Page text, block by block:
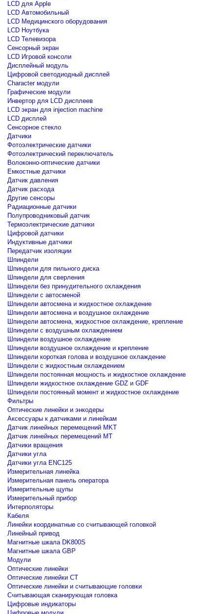
LCD для Apple
LCD Автомобильный
LCD Медицинского оборудования
LCD Ноутбука
LCD Телевизора
Сенсорный экран
LCD Игровой консоли
Дисплейный модуль
Цифровой светодиодный дисплей
Сharacter модули
Графические модули
Инвертор для LCD дисплеев
LCD экран для injection machine
LCD дисплей
Сенсорное стекло
Датчики
Фотоэлектрические датчики
Фотоэлектрический переключатель
Волоконно-оптические датчики
Емкостные датчики
Датчик давления
Датчик расхода
Другие сенсоры
Радиационные датчики
Полупроводниковый датчик
Термоэлектрические датчики
Цифровой датчики
Индуктивные датчики
Передатчик изоляции
Шпиндели
Шпиндели для пильного диска
Шпиндели для сверления
Шпиндели без принудительного охлаждения
Шпиндели с автосменой
Шпиндели автосмена и жидкостное охлаждение
Шпиндели автосмена и воздушное охлаждение
Шпиндели автосмена, жидкостное охлаждение, крепление
Шпиндели с воздушным охлаждением
Шпиндели воздушное охлаждение
Шпиндели воздушное охлаждение и крепление
Шпиндели короткая голова и воздушное охлаждение
Шпиндели с жидкостным охлаждением
Шпиндели постоянная мощность и жидкостное охлаждение
Шпиндели жидкостное охлаждение GDZ и GDF
Шпиндели постоянный момент и жидкостное охлаждение
Фильтры
Оптические линейки и энкодеры
Аксессуары к датчиками и линейкам
Датчик линейных перемещений MKT
Датчик линейных перемещений MT
Датчики вращения
Датчики угла
Датчики угла ENC125
Измерительная линейка
Измерительная панель оператора
Измерительные щупы
Измерительный прибор
Интерполяторы
Кабеля
Линейки координатные со считывающей головкой
Линейный привод
Магнитные шкала DK800S
Магнитные шкала GBP
Модули
Оптические линейки
Оптические линейки CT
Оптические линейки и считывающие головки
Считывающая сканирующая головка
Цифровые индикаторы